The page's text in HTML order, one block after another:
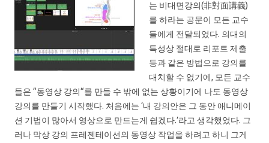
는 비대면강의(非對面講義)
를 하라는 공문이 모든 교수
들에게 전달되었다. 의대의
특성상 절대로 리포트 제출
등과 같은 방법으로 강의를
대치할 수 없기에, 모든 교수
들은 “동영상 강의“를 만들 수 밖에 없는 상황이기에 나도 동영상
강의를 만들기 시작했다. 처음에는 ‘내 강의안은 그 동안 애니메이
션 기법이 많아서 영상으로 만드는게 쉽겠다.’라고 생각했었다. 그
러나 막상 강의 프레젠테이션의 동영상 작업을 하려고 하니 그게